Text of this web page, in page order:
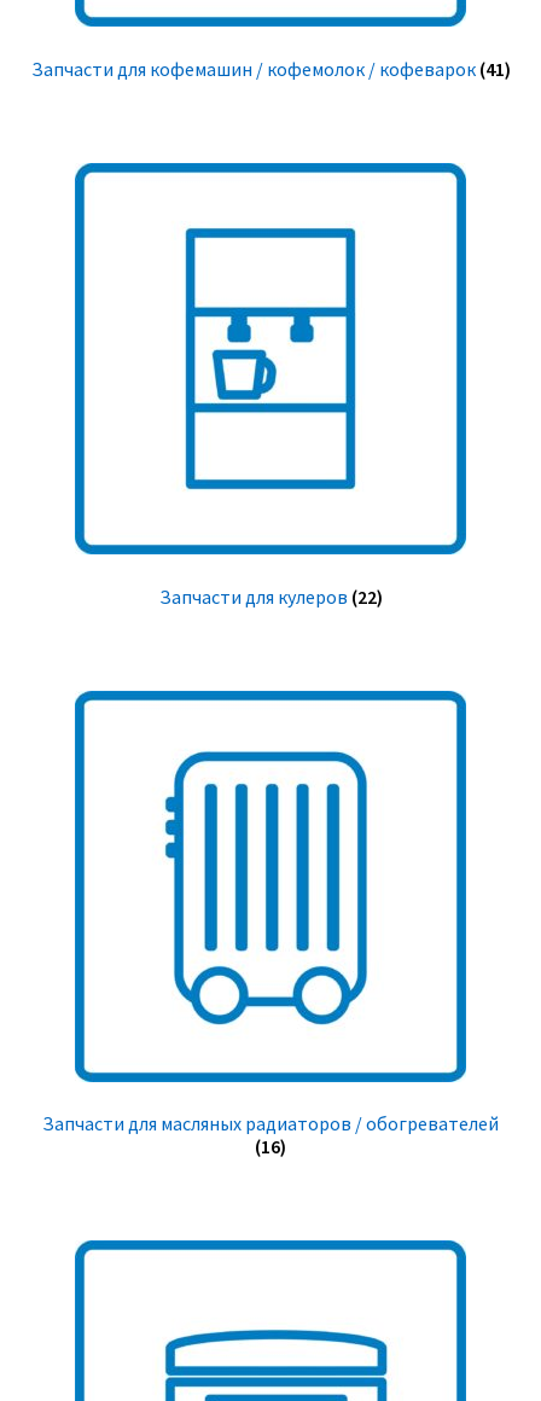
Запчасти для кофемашин / кофемолок / кофеварок (41)
Запчасти для кулеров (22)
Запчасти для масляных радиаторов / обогревателей
(16)